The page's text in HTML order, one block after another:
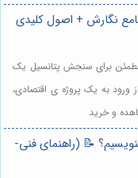
نگارش + اصول کلیدی
برای سنجش پتانسیل یک
ورود به یک پروژه ی اقتصادی،
و خرید
📝 (راهنمای فنی-